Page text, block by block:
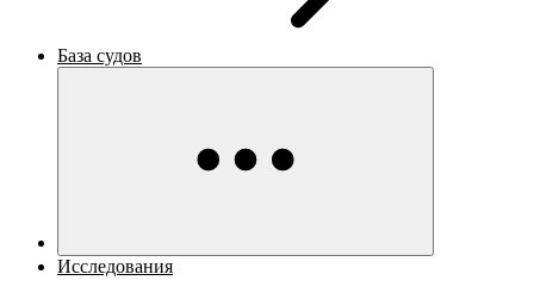
База судов
Исследования